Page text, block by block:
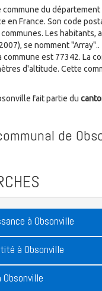
commune du
en France. Son code
Les habitants,
se nomment "Array"..
commune est 77342. La
d'altitude. Cette
fait partie du
de
à Obsonville
à Obsonville